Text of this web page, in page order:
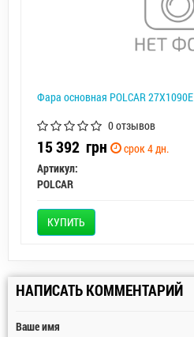
Фара основная POLCAR 27X1090E
0 отзывов
15 392 грн
срок 4 дн.
Артикул:
POLCAR
КУПИТЬ
НАПИСАТЬ КОММЕНТАРИЙ
Ваше имя